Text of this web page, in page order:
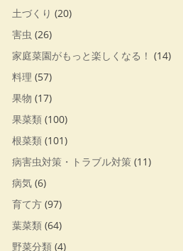
土づくり (20)
害虫 (26)
家庭菜園がもっと楽しくなる！ (14)
料理 (57)
果物 (17)
果菜類 (100)
根菜類 (101)
病害虫対策・トラブル対策 (11)
病気 (6)
育て方 (97)
葉菜類 (64)
野菜分類 (4)